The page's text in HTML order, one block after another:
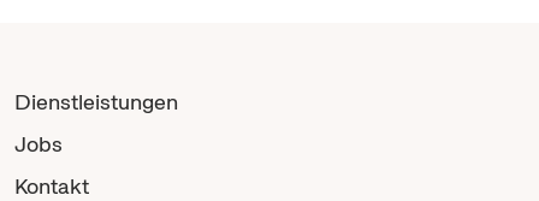
Dienstleistungen
Jobs
Kontakt